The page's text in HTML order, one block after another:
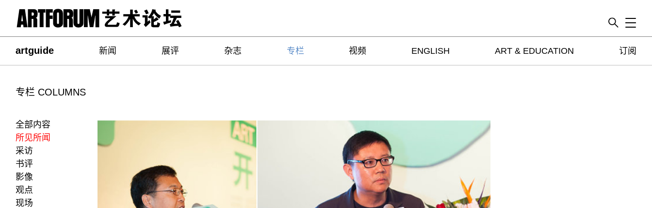
Toggle
artguide 新闻 展评 杂志 专栏 视频 ENGLISH ART & EDUCATION 订阅
专栏 COLUMNS
全部内容
所见所闻
采访
书评
影像
观点
现场